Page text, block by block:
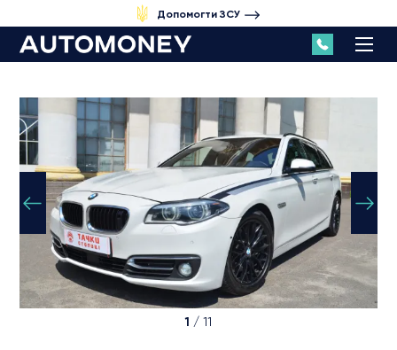
Допомогти ЗСУ
1 / 11